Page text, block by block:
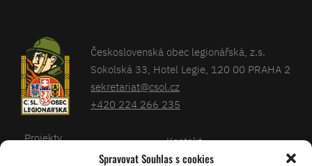
Spravovat Souhlas s cookies
Československá obec legionářská, z.s.
Sokolská 33, Hotel Legie, 120 00 PRAHA 2
sekretariat@csol.cz
+420 224 266 235
Projekty
Kontakt